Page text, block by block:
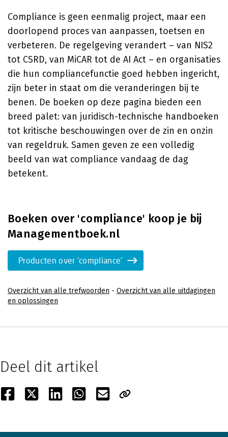
Compliance is geen eenmalig project, maar een
doorlopend proces van aanpassen, toetsen en
verbeteren. De regelgeving verandert – van NIS2
tot CSRD, van MiCAR tot de AI Act – en organisaties
die hun compliancefunctie goed hebben ingericht,
zijn beter in staat om die veranderingen bij te
benen. De boeken op deze pagina bieden een
breed palet: van juridisch-technische handboeken
tot kritische beschouwingen over de zin en onzin
van regeldruk. Samen geven ze een volledig
beeld van wat compliance vandaag de dag
betekent.
Boeken over 'compliance' koop je bij
Managementboek.nl
Producten over 'compliance'
Overzicht van alle trefwoorden - Overzicht van alle uitdagingen
en oplossingen
Deel dit artikel